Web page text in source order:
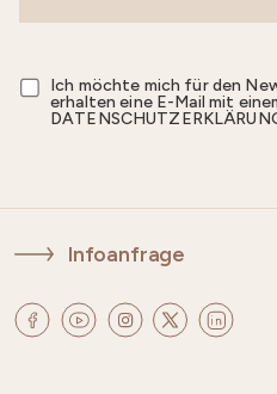
Ich möchte mich für den
erhalten eine E-Mail mit
Infoanfrage